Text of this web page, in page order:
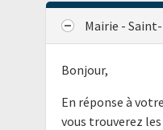
Mairie -
Bonjour,
En réponse à
vous trouverez